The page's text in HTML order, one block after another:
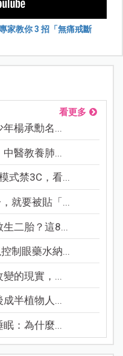
家教你 3 招「無痛戒斷
看更多
楊承勳名...
醫教養肺...
式禁3C，看...
就要被貼「...
二胎？這8...
制眼藥水納...
的現實，...
半植物人...
：為什麼...